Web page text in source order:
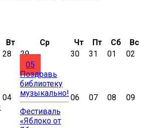
Вт Ср Чт Пт Сб
Вс
28 29 30 31 01 02
04
05
Поздравь
библиотеку
музыкально!
Фестиваль
«Яблоко от
06 07 08 09